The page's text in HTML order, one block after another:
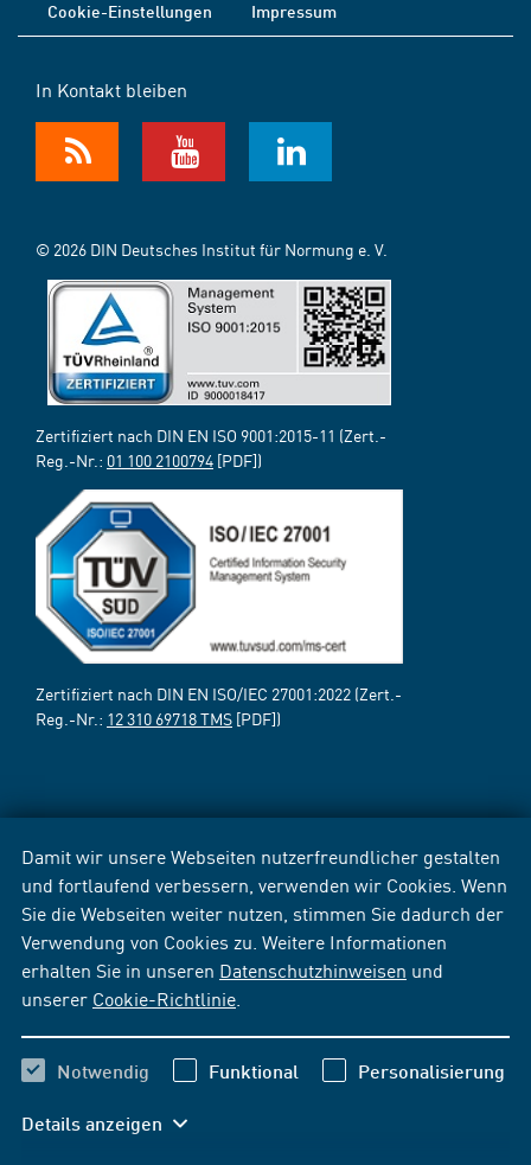
Damit wir unsere Webseiten nutzerfreundlicher gestalten
und fortlaufend verbessern, verwenden wir Cookies. Wenn
Sie die Webseiten weiter nutzen, stimmen Sie dadurch der
Verwendung von Cookies zu. Weitere Informationen
erhalten Sie in unseren Datenschutzhinweisen und
unserer Cookie-Richtlinie
Notwendig Funktional Personalisierung
Details anzeigen
Cookie-Einstellungen
Impressum
In Kontakt bleiben
© 2026 DIN Deutsches Institut für Normung e. V.
Zertifiziert nach DIN EN ISO 9001:2015-11 (Zert.-
Reg.-Nr.: 01 100 2100794 [PDF])
Zertifiziert nach DIN EN ISO/IEC 27001:2022 (Zert.-
Reg.-Nr.: 12 310 69718 TMS [PDF])